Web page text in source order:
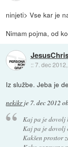
ninjeti> Vse kar je
Nimam pojma, od
::7. dec
Iz službe. Jeba je
nekikrje 7. dec 2012
Kaj pa je dovolj
Kaj pa je
Kakšen prostor